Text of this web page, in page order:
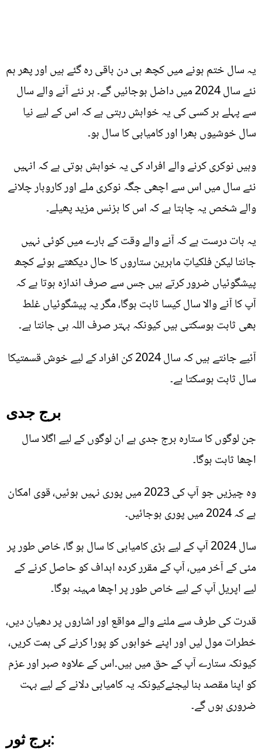
یہ سال ختم ہونے میں کچھ ہی دن باقی رہ گئے ہیں اور پھر ہم
نئے سال 2024 میں داضل ہوجائیں گے۔ ہر نئے آنے والے سال
سے پہلے ہر کسی کی یہ خواہش رہتی ہے کہ اس کے لیے نیا
سال خوشیوں بھرا اور کامیابی کا سال ہو۔
وہیں نوکری کرنے والے افراد کی یہ خواہش ہوتی ہے کہ انہیں
نئے سال میں اس سے اچھی جگہ نوکری ملے اور کاروبار چلانے
والے شخص یہ چاہتا ہے کہ اس کا بزنس مزید پھیلے۔
یہ بات درست ہے کہ آنے والے وقت کے بارے میں کوئی نہیں
جانتا لیکن فلکیاتِ ماہرین ستاروں کا حال دیکھتے ہوئے کچھ
پیشگوئیاں ضرور کرتے ہیں جس سے صرف اندازہ ہوتا ہے کہ
آپ کا آنے والا سال کیسا ثابت ہوگا، مگر یہ پیشگوئیاں غلط
بھی ثابت ہوسکتی ہیں کیونکہ بہتر صرف اللہ ہی جانتا ہے۔
آئیے جانتے ہیں کہ سال 2024 کن افراد کے لیے خوش قسمتیکا
سال ثابت ہوسکتا ہے۔
برج جدی
جن لوگوں کا ستارہ برج جدی ہے ان لوگوں کے لیے اگلا سال
اچھا ثابت ہوگا۔
وہ چیزیں جو آپ کی 2023 میں پوری نہیں ہوئیں، قوی امکان
ہے کہ 2024 میں پوری ہوجائیں۔
سال 2024 آپ کے لیے بڑی کامیابی کا سال ہو گا، خاص طور پر
مئی کے آخر میں، آپ کے مقرر کردہ اہداف کو حاصل کرنے کے
لیے اپریل آپ کے لیے خاص طور پر اچھا مہینہ ہوگا۔
قدرت کی طرف سے ملنے والے مواقع اور اشاروں پر دھیان دیں،
خطرات مول لیں اور اپنے خوابوں کو پورا کرنے کی ہمت کریں،
کیونکہ ستارے آپ کے حق میں ہیں۔اس کے علاوہ صبر اور عزم
کو اپنا مقصد بنا لیجئےکیونکہ یہ کامیابی دلانے کے لیے بہت
ضروری ہوں گے۔
برج ثور: